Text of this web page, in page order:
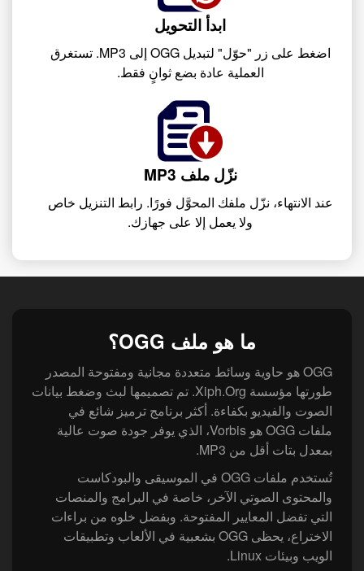
ابدأ التحويل
اضغط على زر "حوّل" لتبديل OGG إلى MP3. تستغرق
العملية عادة بضع ثوانٍ فقط.
نزّل ملف MP3
عند الانتهاء، نزّل ملفك المحوَّل فورًا. رابط التنزيل خاص
ولا يعمل إلا على جهازك.
ما هو ملف OGG؟
OGG هو حاوية وسائط متعددة مجانية ومفتوحة المصدر
طورتها مؤسسة Xiph.Org. تم تصميمها لبث وضغط بيانات
الصوت والفيديو بكفاءة. أكثر برنامج ترميز شائع في
ملفات OGG هو Vorbis، الذي يوفر جودة صوت عالية
بمعدل بتات أقل من MP3.
تُستخدم ملفات OGG في الموسيقى والبودكاست
والمحتوى الصوتي الآخر، خاصة في البرامج والمنصات
التي تفضل المعايير المفتوحة. وبفضل خلوه من براءات
الاختراع، يحظى OGG بشعبية في الألعاب وتطبيقات
الويب وبيئات Linux.